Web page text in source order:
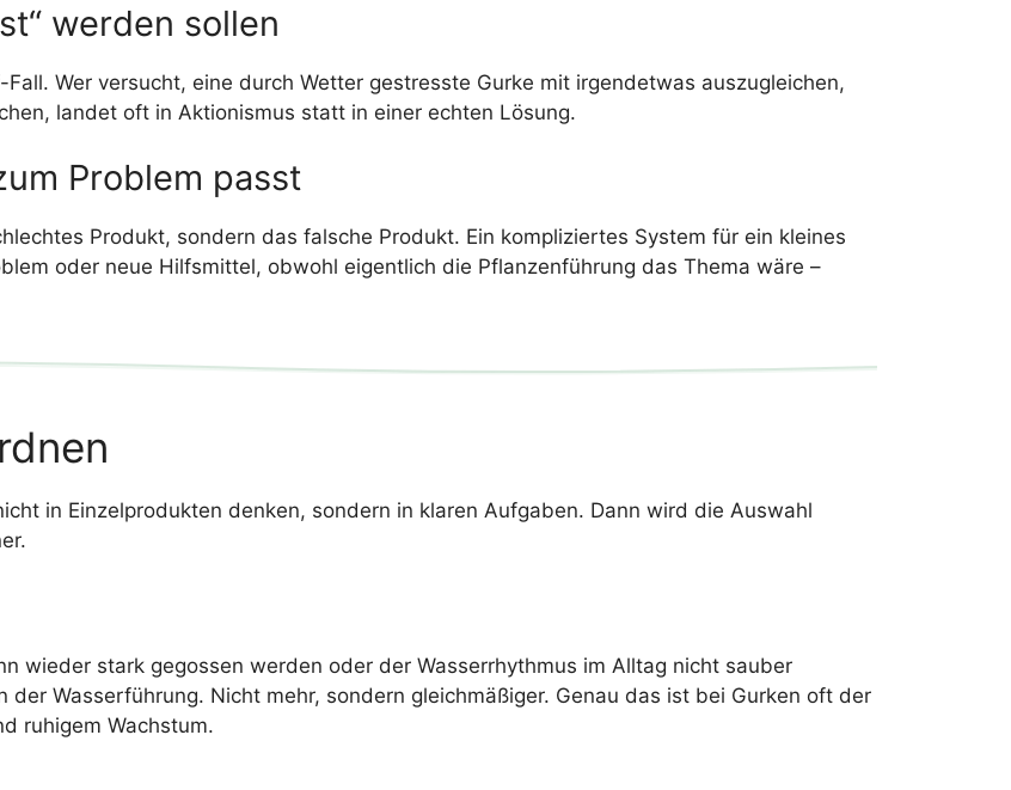
werden sollen
Wer versucht, eine durch Wetter gestresste Gurke mit irgendetwas auszugleichen,
landet oft in Aktionismus statt in einer echten Lösung.
Problem passt
Produkt, sondern das falsche Produkt. Ein kompliziertes System für ein kleines
oder neue Hilfsmittel, obwohl eigentlich die Pflanzenführung das Thema wäre –
in Einzelprodukten denken, sondern in klaren Aufgaben. Dann wird die Auswahl
wieder stark gegossen werden oder der Wasserrhythmus im Alltag nicht sauber
Wasserführung. Nicht mehr, sondern gleichmäßiger. Genau das ist bei Gurken oft der
ruhigem Wachstum.